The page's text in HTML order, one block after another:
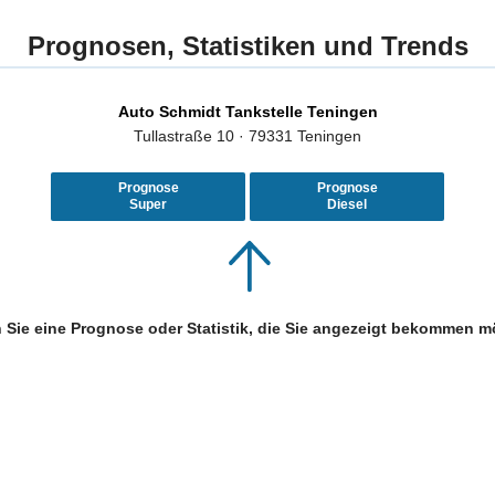
Prognosen, Statistiken und Trends
Auto Schmidt Tankstelle Teningen
Tullastraße 10 · 79331 Teningen
Prognose
Super
Prognose
Diesel
Sie eine Prognose oder Statistik, die Sie angezeigt bekommen